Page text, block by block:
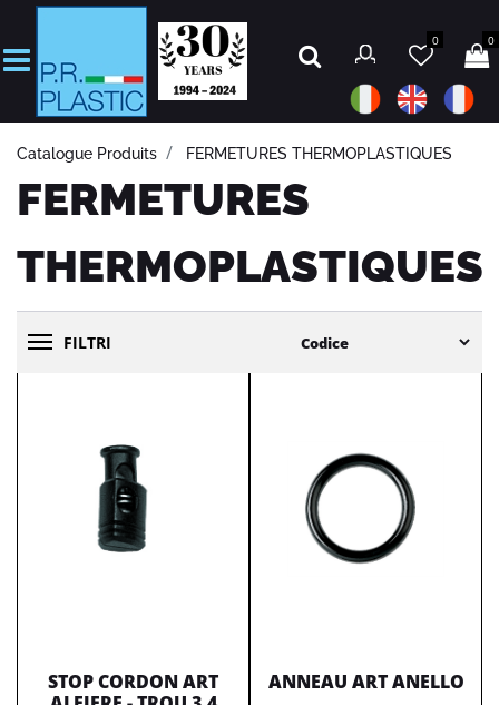
Open
0 0
Catalogue Produits FERMETURES THERMOPLASTIQUES
FERMETURES
THERMOPLASTIQUES
STOP CORDON ART
ANNEAU ART ANELLO
FILTRI